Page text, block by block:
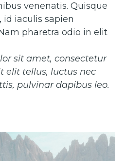
venenatis. Quisque
id iaculis sapien
pharetra odio in elit
sit amet, consectetur
elit tellus, luctus nec
pulvinar dapibus leo.